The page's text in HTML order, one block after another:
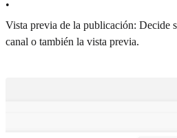
•
Vista previa de la publicación: Decide
canal o también la vista previa.